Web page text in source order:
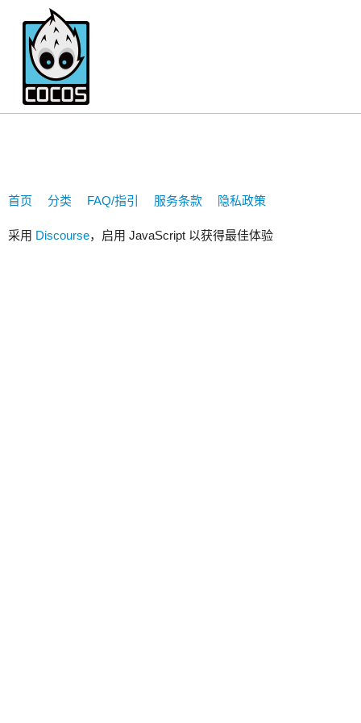
1187525756
首页 分类 FAQ/指引 服务条款 隐私政策
采用 Discourse，启用 JavaScript 以获得最佳体验